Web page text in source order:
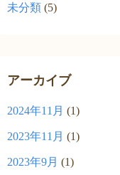
未分類 (5)
アーカイブ
2024年11月 (1)
2023年11月 (1)
2023年9月 (1)